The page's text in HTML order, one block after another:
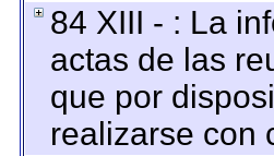
84 XIII - : La
actas de las
que por
realizarse con